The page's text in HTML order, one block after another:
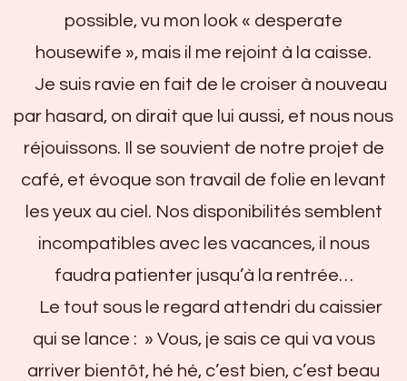
possible, vu mon look « desperate
housewife », mais il me rejoint à la caisse.
Je suis ravie en fait de le croiser à nouveau
par hasard, on dirait que lui aussi, et nous nous
réjouissons. Il se souvient de notre projet de
café, et évoque son travail de folie en levant
les yeux au ciel. Nos disponibilités semblent
incompatibles avec les vacances, il nous
faudra patienter jusqu’à la rentrée…
Le tout sous le regard attendri du caissier
qui se lance : » Vous, je sais ce qui va vous
arriver bientôt, hé hé, c’est bien, c’est beau